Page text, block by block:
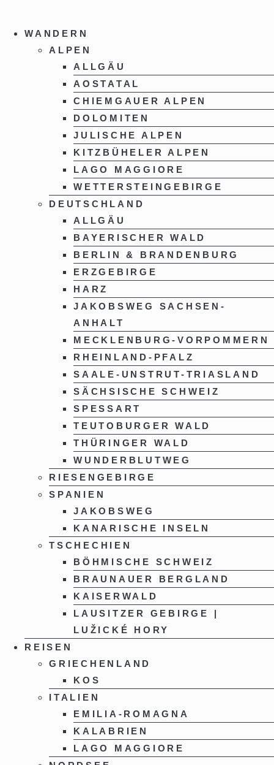
WANDERN
ALPEN
ALLGÄU
AOSTATAL
CHIEMGAUER ALPEN
DOLOMITEN
JULISCHE ALPEN
KITZBÜHELER ALPEN
LAGO MAGGIORE
WETTERSTEINGEBIRGE
DEUTSCHLAND
ALLGÄU
BAYERISCHER WALD
BERLIN & BRANDENBURG
ERZGEBIRGE
HARZ
JAKOBSWEG SACHSEN-
ANHALT
MECKLENBURG-VORPOMMERN
RHEINLAND-PFALZ
SAALE-UNSTRUT-TRIASLAND
SÄCHSISCHE SCHWEIZ
SPESSART
TEUTOBURGER WALD
THÜRINGER WALD
WUNDERBLUTWEG
RIESENGEBIRGE
SPANIEN
JAKOBSWEG
KANARISCHE INSELN
TSCHECHIEN
BÖHMISCHE SCHWEIZ
BRAUNAUER BERGLAND
KAISERWALD
LAUSITZER GEBIRGE |
LUŽICKÉ HORY
REISEN
GRIECHENLAND
KOS
ITALIEN
EMILIA-ROMAGNA
KALABRIEN
LAGO MAGGIORE